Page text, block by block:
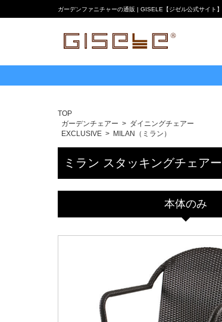
ガーデンファニチャーの通販 | GISELE【ジゼル公式サイト
TOP
ガーデンチェアー
ダイニングチェアー
EXCLUSIVE
MILAN（ミラン）
ミラン スタッキングチェア
本体のみ